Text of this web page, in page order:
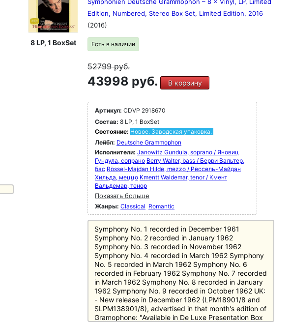
Рецензии
Стерео: "По техническому совершенству
"Кельнер" может легко соперничать с полными
как властно они позволяют структурам
проявиться в сбалансированной ясности,
8 LP, 1 BoxSet
Edition, Numbered, Stereo Box Set, Limited Edition, 2016
(2016)
Есть в наличии
52799руб.
43998 руб. В корзину
Артикул: CDVP 2918670
Состав: 8 LP, 1 BoxSet
Состояние: Новое. Заводская упаковка.
Лейбл: Deutsche Grammophon
Исполнители: Janowitz Gundula, soprano / Яновиц
Гундула, сопрано Berry Walter, bass / Берри Вальтер,
бас Rössel-Majdan Hilde, mezzo / Рёссель-Майдан
Хильда, меццо Kmentt Waldemar, tenor / Кмент
Вальдемар, тенор
Показать больше
Жанры: Classical Romantic
Symphony No. 1 recorded in December 1961
Symphony No. 2 recorded in January 1962
Symphony No. 3 recorded in November 1962
Symphony No. 4 recorded in March 1962 Symphony
No. 5 recorded in March 1962 Symphony No. 6
recorded in February 1962 Symphony No. 7 recorded
in March 1962 Symphony No. 8 recorded in January
1962 Symphony No. 9 recorded in October 1962 UK:
- New release in December 1962 (LPM18901/8 and
SLPM138901/8), advertised in that month's edition of
Gramophone: "Available in De Luxe Presentation Box